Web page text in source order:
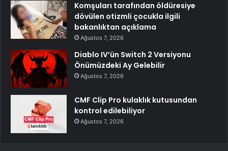
Komşuları tarafından öldüresiye
dövülen otizmli çocukla ilgili
bakanlıktan açıklama
Ağustos 7, 2026
Diablo IV’ün Switch 2 Versiyonu
Önümüzdeki Ay Gelebilir
Ağustos 7, 2026
CMF Clip Pro kulaklık kutusundan
kontrol edilebiliyor
Ağustos 7, 2026